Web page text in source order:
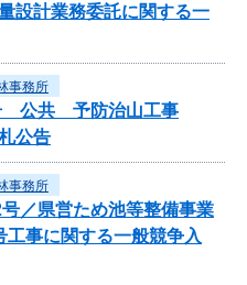
設計業務委託に関する一
事務所
公共 予防治山工事
公告
事務所
／県営ため池等整備事業
事に関する一般競争入